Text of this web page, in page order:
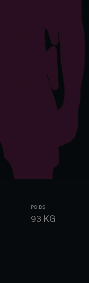
POIDS
93 KG